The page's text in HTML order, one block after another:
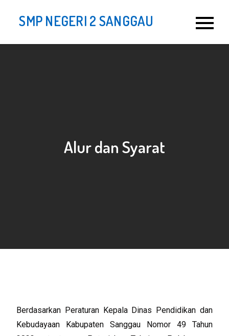
SMP NEGERI 2 SANGGAU
Alur dan Syarat
Berdasarkan Peraturan Kepala Dinas Pendidikan dan
Kebudayaan Kabupaten Sanggau Nomor 49 Tahun